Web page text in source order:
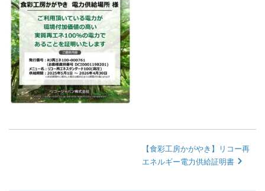
【食彩工房かがやき】リコー再
エネルギー電力供給証明書